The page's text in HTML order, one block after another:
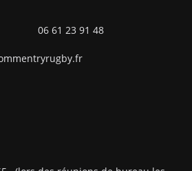
06 61 23 91 48